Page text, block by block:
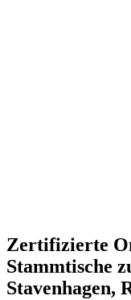
Zertifizierte
Stammtische
Stavenhagen,